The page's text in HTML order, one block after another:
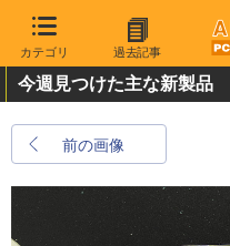
カテゴリ 過去記事
今週見つけた主な新製品
前の画像